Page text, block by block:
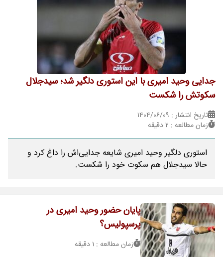
جدایی وحید امیری با این استوری دلگیر شد؛ سیدجلال
سکوتش را شکست
تاریخ انتشار : ۱۴۰۴/۰۶/۰۹
زمان مطالعه : 2 دقیقه
استوری دلگیر وحید امیری شایعه جدایی‌اش را داغ کرد و
حالا سیدجلال هم سکوت خود را شکست.
پایان حضور وحید امیری در
پرسپولیس؟
زمان مطالعه : 1 دقیقه